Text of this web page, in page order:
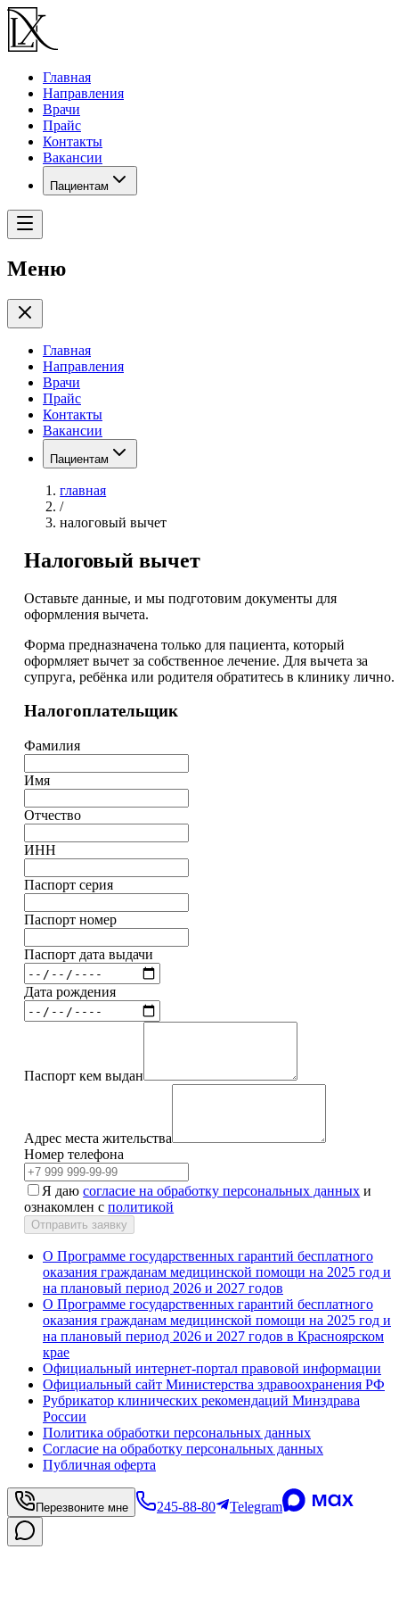
Главная
Направления
Врачи
Прайс
Контакты
Вакансии
Пациентам
Меню
Главная
Направления
Врачи
Прайс
Контакты
Вакансии
Пациентам
главная
/
налоговый вычет
Налоговый вычет
Оставьте данные, и мы подготовим документы для
оформления вычета.
Форма предназначена только для пациента, который
оформляет вычет за собственное лечение. Для вычета за
супруга, ребёнка или родителя обратитесь в клинику лично.
Налогоплательщик
Фамилия
Имя
Отчество
ИНН
Паспорт серия
Паспорт номер
Паспорт дата выдачи
Дата рождения
Паспорт кем выдан
Адрес места жительства
Номер телефона
Я даю согласие на обработку персональных данных и
ознакомлен с политикой
Отправить заявку
О Программе государственных гарантий бесплатного
оказания гражданам медицинской помощи на 2025 год и
на плановый период 2026 и 2027 годов
О Программе государственных гарантий бесплатного
оказания гражданам медицинской помощи на 2025 год и
на плановый период 2026 и 2027 годов в Красноярском
крае
Официальный интернет-портал правовой информации
Официальный сайт Министерства здравоохранения РФ
Рубрикатор клинических рекомендаций Минздрава
России
Политика обработки персональных данных
Согласие на обработку персональных данных
Публичная оферта
Перезвоните мне 245-88-80 Telegram